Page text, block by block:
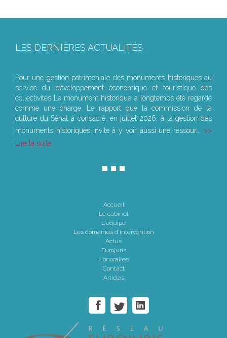
LES DERNIÈRES ACTUALITÉS
Pour une gestion patrimoniale des monuments historiques au
service du développement économique et touristique des
collectivités Le monument historique a longtemps été regardé
comme une charge. Le rapport que la commission de la
culture du Sénat a consacré, en juillet 2026, à la gestion des
monuments historiques invite à y voir aussi une ressour...
Lire la suite
Accueil
Le cabinet
L'équipe
Les domaines d'intervention
Actus
Eurojuris
Honoraires
Contact
Articles